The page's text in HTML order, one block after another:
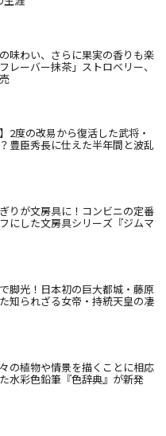
味わい、さらに果実の香りも楽
レーバー抹茶」ストロベリー、
2度の改易から復活した武将・
豊臣秀長に仕えた半年間と波乱
りが文房具に！コンビニの定番
にした文房具シリーズ『ジムマ
脚光！日本初の巨大都城・藤原
知られざる女帝・持統天皇の凄
の植物や情景を描くことに相応
水彩色鉛筆『色辞典』が新発